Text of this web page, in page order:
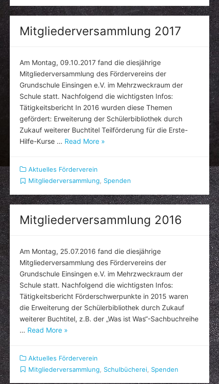
Mitgliederversammlung 2017
Am Montag, 09.10.2017 fand die diesjährige
Mitgliederversammlung des Fördervereins der
Grundschule Einsingen e.V. im Mehrzweckraum der
Schule statt. Nachfolgend die wichtigsten Infos:
Tätigkeitsbericht In 2016 wurden diese Themen
gefördert: Erweiterung der Schülerbibliothek durch
Zukauf weiterer Buchtitel Teilförderung für die Erste-
Hilfe-Kurse … Read More »
Aktuelles Förderverein
Mitgliederversammlung, Spenden
Mitgliederversammlung 2016
Am Montag, 25.07.2016 fand die diesjährige
Mitgliederversammlung des Fördervereins der
Grundschule Einsingen e.V. im Mehrzweckraum der
Schule statt. Nachfolgend die wichtigsten Infos:
Tätigkeitsbericht Förderschwerpunkte in 2015 waren
die Erweiterung der Schülerbibliothek durch Zukauf
weiterer Buchtitel, z.B. der „Was ist Was“-Sachbuchreihe
… Read More »
Aktuelles Förderverein
Mitgliederversammlung
Schulbücherei Spenden